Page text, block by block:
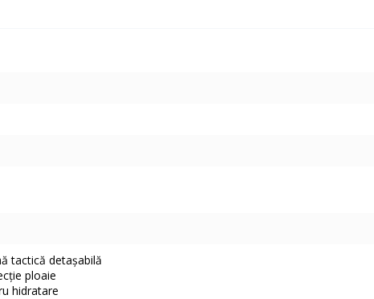
tactică detașabilă
ploaie
hidratare